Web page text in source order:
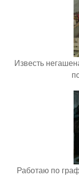
Известь
Работаю по